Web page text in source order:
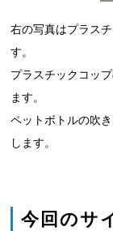
右の写真はプラス
す。
プラスチックコッ
ます。
ペットボトルの吹
します。
今回のサ